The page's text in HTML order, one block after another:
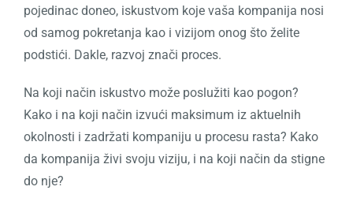
pojedinac doneo, iskustvom koje vaša kompanija nosi
od samog pokretanja kao i vizijom onog što želite
podstići. Dakle, razvoj znači proces.
Na koji način iskustvo može poslužiti kao pogon?
Kako i na koji način izvući maksimum iz aktuelnih
okolnosti i zadržati kompaniju u procesu rasta? Kako
da kompanija živi svoju viziju, i na koji način da stigne
do nje?